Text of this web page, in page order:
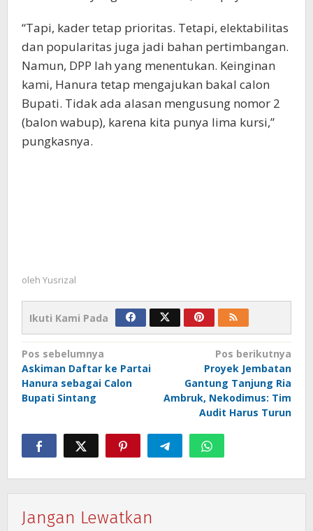
“Tapi, kader tetap prioritas. Tetapi, elektabilitas
dan popularitas juga jadi bahan pertimbangan.
Namun, DPP lah yang menentukan. Keinginan
kami, Hanura tetap mengajukan bakal calon
Bupati. Tidak ada alasan mengusung nomor 2
(balon wabup), karena kita punya lima kursi,”
pungkasnya.
oleh Yusrizal
Ikuti Kami Pada
Navigasi
pos
Pos sebelumnya
Askiman Daftar ke Partai
Hanura sebagai Calon
Bupati Sintang
Pos berikutnya
Proyek Jembatan
Gantung Tanjung Ria
Ambruk, Nekodimus: Tim
Audit Harus Turun
Jangan Lewatkan